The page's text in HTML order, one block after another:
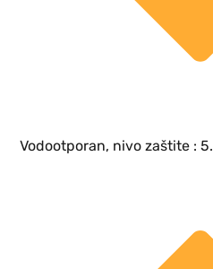
Vodootporan, nivo zaštite : 5.